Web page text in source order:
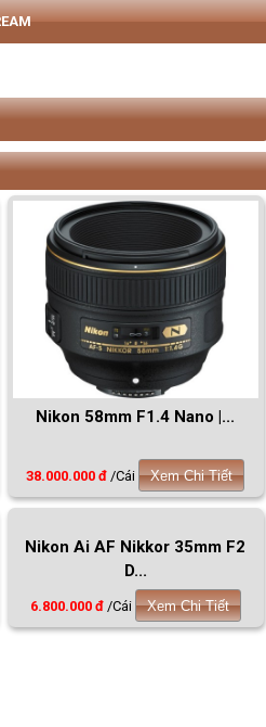
Nikon 58mm F1.4 Nano |...
38.000.000 đ /Cái Xem Chi Tiết
Nikon Ai AF Nikkor 35mm F2
D...
6.800.000 đ /Cái Xem Chi Tiết